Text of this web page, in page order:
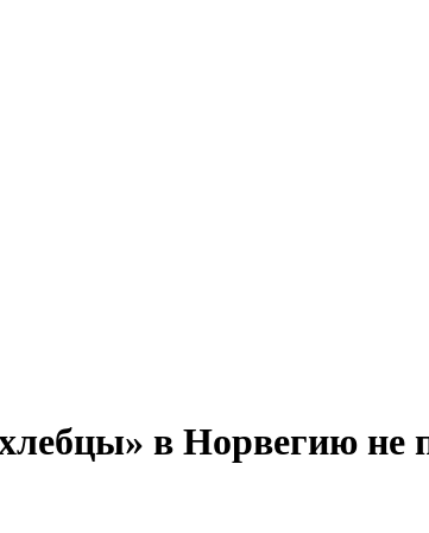
в Норвегию не